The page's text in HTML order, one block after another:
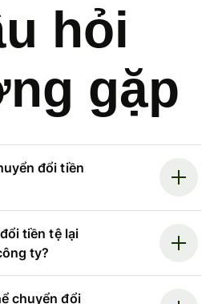
hỏi
gặp
đổi tiền
tiền tệ lại
ty?
chuyển đổi